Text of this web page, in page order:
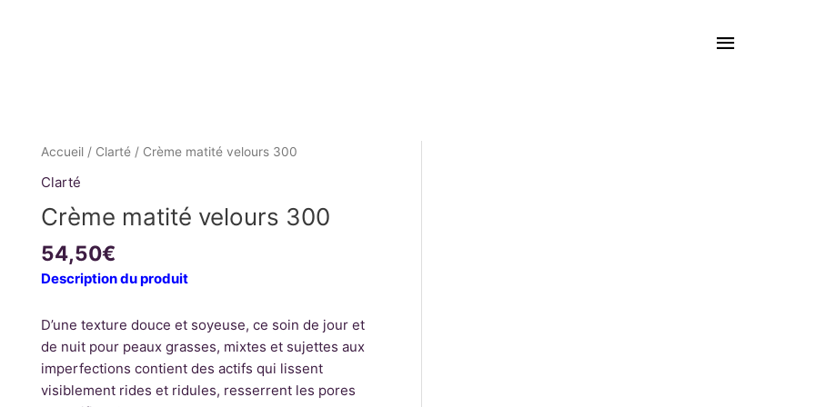
Accueil/ Clarté/ Crème matité velours 300
Clarté
Crème matité velours 300
54,50€
Description du produit
D’une texture douce et soyeuse, ce soin de jour et
de nuit pour peaux grasses, mixtes et sujettes aux
imperfections contient des actifs qui lissent
visiblement rides et ridules, resserrent les pores
quantité
Crème
matité
300